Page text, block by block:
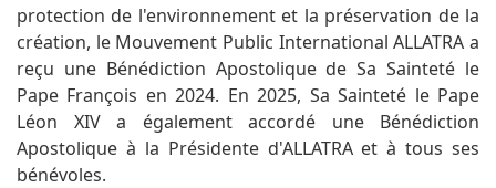
protection de l'environnement et la préservation de la
création, le Mouvement Public International ALLATRA a
reçu une Bénédiction Apostolique de Sa Sainteté le
Pape François en 2024. En 2025, Sa Sainteté le Pape
Léon XIV a également accordé une Bénédiction
Apostolique à la Présidente d'ALLATRA et à tous ses
bénévoles.